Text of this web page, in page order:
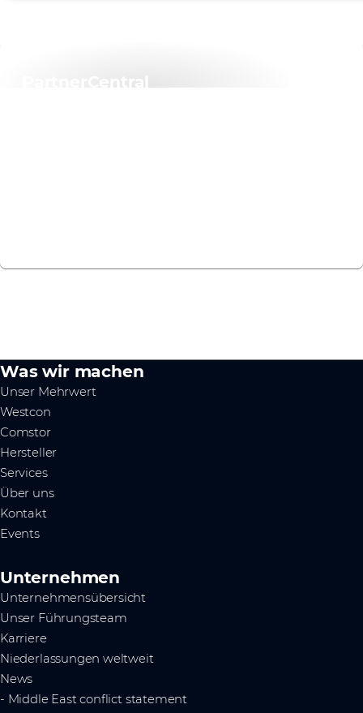
PartnerCentral
Was wir machen
Unser Mehrwert
Westcon
Comstor
Hersteller
Services
Über uns
Kontakt
Events
Unternehmen
Unternehmensübersicht
Unser Führungsteam
Karriere
Niederlassungen weltweit
News
- Middle East conflict statement